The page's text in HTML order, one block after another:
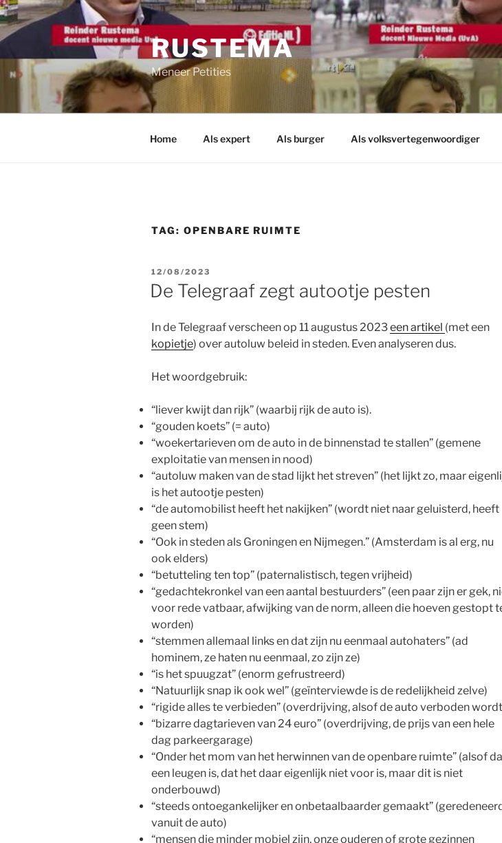
Ga
naar
de
inhoud
RUSTEMA
Meneer Petities
Home Als expert Als burger Als volksvertegenwoordiger
TAG: OPENBARE RUIMTE
GEPLAATST
OP
12/08/2023
De Telegraaf zegt autootje pesten
In de Telegraaf verscheen op 11 augustus 2023een artikel (met een
kopietje) over autoluw beleid in steden. Even analyseren dus.
Het woordgebruik:
“liever kwijt dan rijk” (waarbij rijk de auto is).
“gouden koets” (= auto)
“woekertarieven om de auto in de binnenstad te stallen” (gemene
exploitatie van mensen in nood)
“autoluw maken van de stad lijkt het streven” (het lijkt zo, maar
is het autootje pesten)
“de automobilist heeft het nakijken” (wordt niet naar geluisterd, heeft
geen stem)
“Ook in steden als Groningen en Nijmegen.” (Amsterdam is al erg, nu
ook elders)
“betutteling ten top” (paternalistisch, tegen vrijheid)
“gedachtekronkel van een aantal bestuurders” (een paar zijn er gek,
voor rede vatbaar, afwijking van de norm, alleen die hoeven gestopt
worden)
“stemmen allemaal links en dat zijn nu eenmaal autohaters” (ad
hominem, ze haten nu eenmaal, zo zijn ze)
“is het spuugzat” (enorm gefrustreerd)
“Natuurlijk snap ik ook wel” (geïnterviewde is de redelijkheid zelve)
“rigide alles te verbieden” (overdrijving, alsof de auto verboden
“bizarre dagtarieven van 24 euro” (overdrijving, de prijs van een hele
dag parkeergarage)
“Onder het mom van het herwinnen van de openbare ruimte” (alsof
een leugen is, dat het daar eigenlijk niet voor is, maar dit is niet
onderbouwd)
“steeds ontoegankelijker en onbetaalbaarder gemaakt”
vanuit de auto)
“mensen die minder mobiel zijn, onze ouderen of grote gezinnen